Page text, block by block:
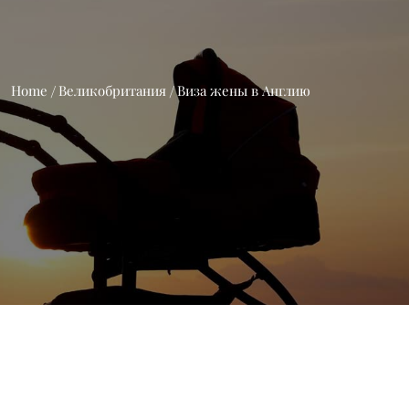
Home Великобритания Виза жены в Англию